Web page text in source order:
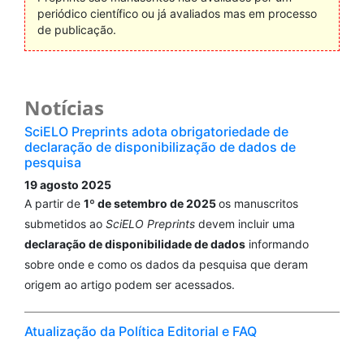
periódico científico ou já avaliados mas em processo
de publicação.
Notícias
SciELO Preprints adota obrigatoriedade de
declaração de disponibilização de dados de
pesquisa
19 agosto 2025
A partir de 1º de setembro de 2025os manuscritos
submetidos ao SciELO Preprints devem incluir uma
declaração de disponibilidade de dados informando
sobre onde e como os dados da pesquisa que deram
origem ao artigo podem ser acessados.
Atualização da Política Editorial e FAQ